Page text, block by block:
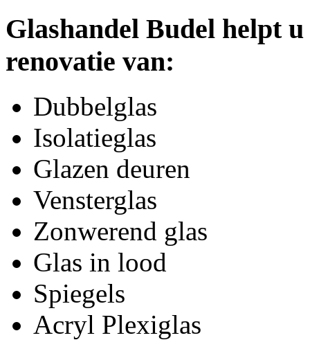
Glashandel Budel helpt
renovatie van:
Dubbelglas
Isolatieglas
Glazen deuren
Vensterglas
Zonwerend glas
Glas in lood
Spiegels
Acryl Plexiglas